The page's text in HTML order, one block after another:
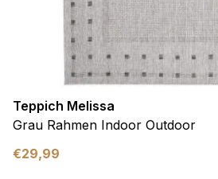
Teppich Melissa
Grau Rahmen Indoor Outdoor
€29,99